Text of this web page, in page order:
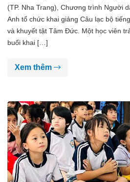
(TP. Nha Trang), Chương trình Người
Anh tổ chức khai giảng Câu lạc bộ
và khuyết tật Tâm Đức. Một học viên
buổi khai […]
Xem thêm